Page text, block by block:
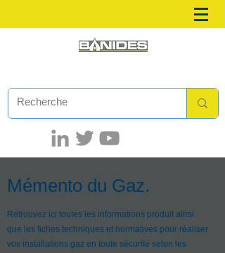
Mémento du Gaz.
Retrouvez ici toutes les informations produit ainsi
que les fiches techniques et normatives pour réaliser
vos installations gaz en toute sécurité selon les